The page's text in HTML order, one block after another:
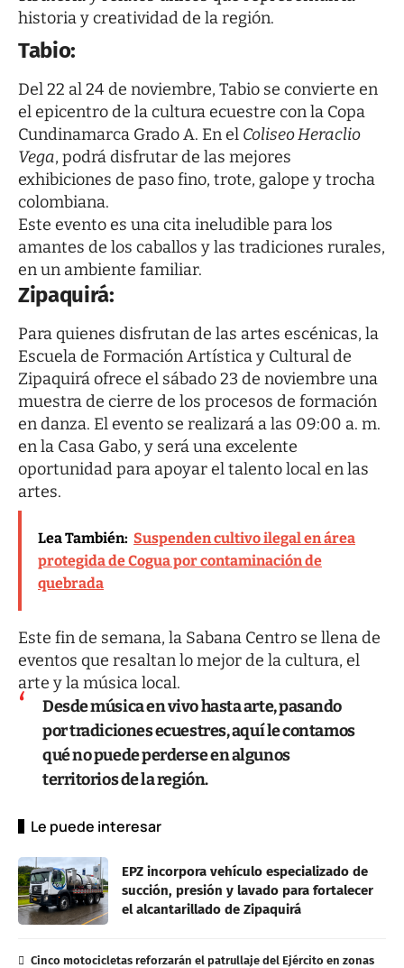
historia y creatividad de la región.
Tabio:
Del 22 al 24 de noviembre, Tabio se convierte en
el epicentro de la cultura ecuestre con la Copa
Cundinamarca Grado A. En el Coliseo Heraclio
Vega, podrá disfrutar de las mejores
exhibiciones de paso fino, trote, galope y trocha
colombiana.
Este evento es una cita ineludible para los
amantes de los caballos y las tradiciones rurales,
en un ambiente familiar.
Zipaquirá:
Para quienes disfrutan de las artes escénicas, la
Escuela de Formación Artística y Cultural de
Zipaquirá ofrece el sábado 23 de noviembre una
muestra de cierre de los procesos de formación
en danza. El evento se realizará a las 09:00 a. m.
en la Casa Gabo, y será una excelente
oportunidad para apoyar el talento local en las
artes.
Lea También: Suspenden cultivo ilegal en área
protegida de Cogua por contaminación de
quebrada
Este fin de semana, la Sabana Centro se llena de
eventos que resaltan lo mejor de la cultura, el
arte y la música local.
Desde música en vivo hasta arte, pasando
por tradiciones ecuestres, aquí le contamos
qué no puede perderse en algunos
territorios de la región.
Le puede interesar
EPZ incorpora vehículo especializado de
succión, presión y lavado para fortalecer
el alcantarillado de Zipaquirá
Cinco motocicletas reforzarán el patrullaje del Ejército en zonas